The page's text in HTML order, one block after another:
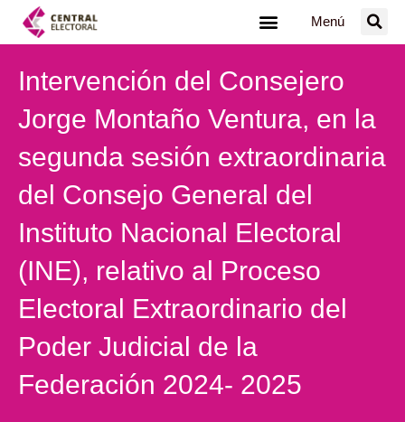
Menú
Intervención del Consejero
Jorge Montaño Ventura, en la
segunda sesión extraordinaria
del Consejo General del
Instituto Nacional Electoral
(INE), relativo al Proceso
Electoral Extraordinario del
Poder Judicial de la
Federación 2024- 2025